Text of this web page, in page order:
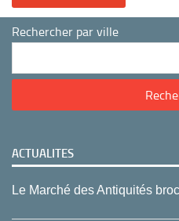
Rechercher par ville
ACTUALITES
Le Marché des Antiquités